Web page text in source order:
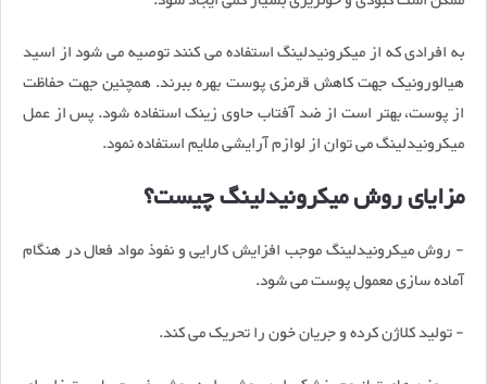
به افرادی که از میکرونیدلینگ استفاده می کنند توصیه می شود از اسید
هیالورونیک جهت کاهش قرمزی پوست بهره ببرند. همچنین جهت حفاظت
از پوست، بهتر است از ضد آفتاب حاوی زینک استفاده شود. پس از عمل
میکرونیدلینگ می توان از لوازم آرایشی ملایم استفاده نمود.
مزایای روش میکرونیدلینگ چیست؟
- روش میکرونیدلینگ موجب افزایش کارایی و نفوذ مواد فعال در هنگام
آماده سازی معمول پوست می شود.
- تولید کلاژن کرده و جریان خون را تحریک می کند.